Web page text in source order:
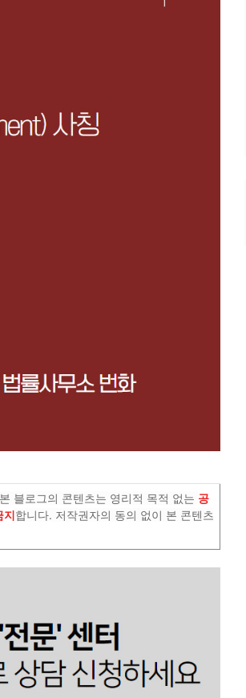
블로그의 콘텐츠는 영리적 목적 없는 공
지합니다. 저작권자의 동의 없이 본 콘텐츠